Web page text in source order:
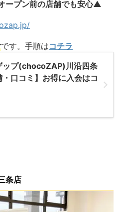
ープン前の店舗でも安心▲
です。手順はコチラ
ップ(chocoZAP)川沿四条
・口コミ】お得に入会はコ
条店